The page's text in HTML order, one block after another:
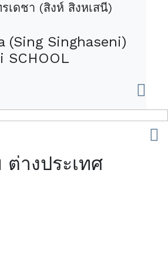
เดชา (สิงห์ สิงหเสนี)
(Sing Singhaseni)
SCHOOL
างประเทศ